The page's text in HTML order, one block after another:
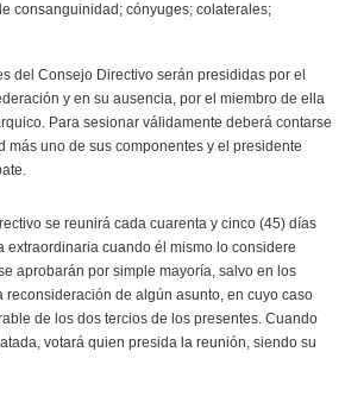
consanguinidad; cónyuges; colaterales;
del Consejo Directivo serán presididas por el
y en su ausencia, por el miembro de ella
Para sesionar válidamente deberá contarse
más uno de sus componentes y el presidente
se reunirá cada cuarenta y cinco (45) días
extraordinaria cuando él mismo lo considere
aprobarán por simple mayoría, salvo en los
reconsideración de algún asunto, en cuyo caso
de los dos tercios de los presentes. Cuando
votará quien presida la reunión, siendo su